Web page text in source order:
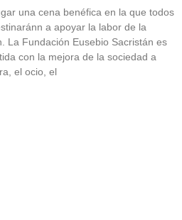
una cena benéfica en la que todos
a apoyar la labor de la
La Fundación Eusebio Sacristán es
con la mejora de la sociedad a
el ocio, el